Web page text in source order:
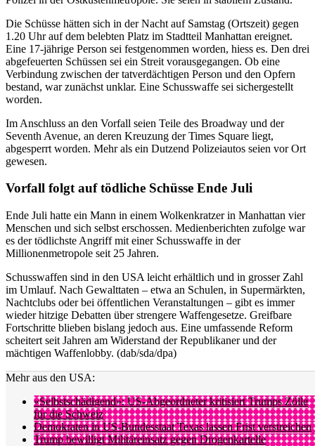
Die Schüsse hätten sich in der Nacht auf Samstag (Ortszeit) gegen
1.20 Uhr auf dem belebten Platz im Stadtteil Manhattan ereignet.
Eine 17-jährige Person sei festgenommen worden, hiess es. Den drei
abgefeuerten Schüssen sei ein Streit vorausgegangen. Ob eine
Verbindung zwischen der tatverdächtigen Person und den Opfern
bestand, war zunächst unklar. Eine Schusswaffe sei sichergestellt
worden.
Im Anschluss an den Vorfall seien Teile des Broadway und der
Seventh Avenue, an deren Kreuzung der Times Square liegt,
abgesperrt worden. Mehr als ein Dutzend Polizeiautos seien vor Ort
gewesen.
Vorfall folgt auf tödliche Schüsse Ende Juli
Ende Juli hatte ein Mann in einem Wolkenkratzer in Manhattan vier
Menschen und sich selbst erschossen. Medienberichten zufolge war
es der tödlichste Angriff mit einer Schusswaffe in der
Millionenmetropole seit 25 Jahren.
Schusswaffen sind in den USA leicht erhältlich und in grosser Zahl
im Umlauf. Nach Gewalttaten – etwa an Schulen, in Supermärkten,
Nachtclubs oder bei öffentlichen Veranstaltungen – gibt es immer
wieder hitzige Debatten über strengere Waffengesetze. Greifbare
Fortschritte blieben bislang jedoch aus. Eine umfassende Reform
scheitert seit Jahren am Widerstand der Republikaner und der
mächtigen Waffenlobby. (dab/sda/dpa)
Mehr aus den USA:
«Selbstschädigend»: US-Abgeordneter kritisiert Trumps Zölle
für die Schweiz
Demokraten in US-Bundesstaat Texas lassen Frist verstreichen
Trump bewilligt Militäreinsatz gegen Drogenkartelle